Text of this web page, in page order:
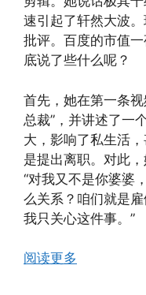
速引起了轩然大波
批评。百度的市值
底说了些什么呢？
首先，她在第一条
总裁”，并讲述了一
大，影响了私生活
是提出离职。对此，
“对我又不是你婆婆
么关系？咱们就是
我只关心这件事。”
阅读更多